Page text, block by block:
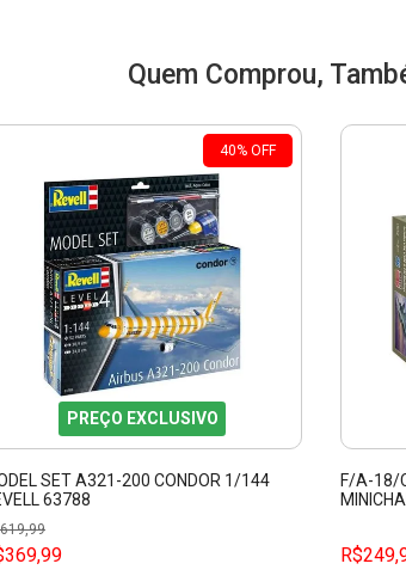
Quem Comprou,
40% OFF
PREÇO EXCLUSIVO
SET A321-200 CONDOR 1/144
63788
619,99
F/A-18/